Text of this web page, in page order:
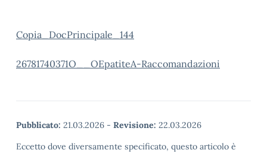
Copia_DocPrincipale_144
26781740371O__OEpatiteA-Raccomandazioni
Pubblicato: 21.03.2026 - Revisione: 22.03.2026
Eccetto dove diversamente specificato, questo articolo è